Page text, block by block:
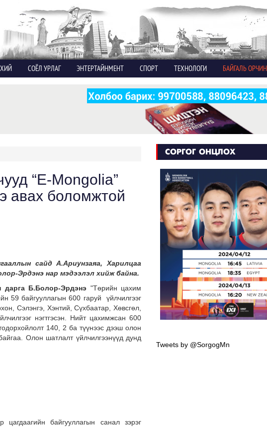
СОЁЛ УРЛАГ ЭНТЕРТАЙНМЕНТ СПОРТ ТЕХНОЛОГИ БАЙГАЛЬ ОРЧИН
“Е-Mongolia”
авах боломжтой
сайд А.Ариунзаяа, Харилцаа
Эрдэнэ нар мэдээлэл хийж байна.
дарга Б.Болор-Эрдэнэ "Төрийн цахим
59 байгууллагын 600 гаруй үйлчилгээг
Сэлэнгэ, Хэнтий, Сүхбаатар, Хөвсгөл,
нэгтгэсэн. Нийт цахимжсан 600
140, 2 ба түүнээс дээш олон
Олон шатлалт үйлчилгээнүүд дунд
цагдаагийн байгууллагын санал зэрэг
СОРГОГ ОНЦЛОХ
Tweets by @SorgogMn